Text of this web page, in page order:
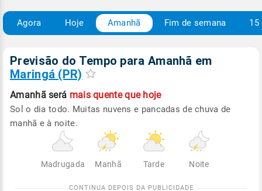
Agora Hoje Amanhã Fim de semana 15
Previsão do Tempo para Amanhã em
Maringá (PR)
Amanhã será mais quente que hoje
Sol o dia todo. Muitas nuvens e pancadas de chuva de
manhã e à noite.
Madrugada Manhã Tarde Noite